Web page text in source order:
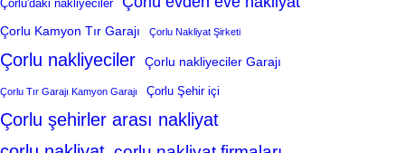
Çorlu'daki nakliyeciler
Çorlu Kamyon Tır Garajı Çorlu Nakliyat Şirketi
Çorlu nakliyeciler Çorlu nakliyeciler Garajı
Çorlu Tır Garajı Kamyon Garajı Çorlu Şehir içi
Çorlu şehirler arası nakliyat